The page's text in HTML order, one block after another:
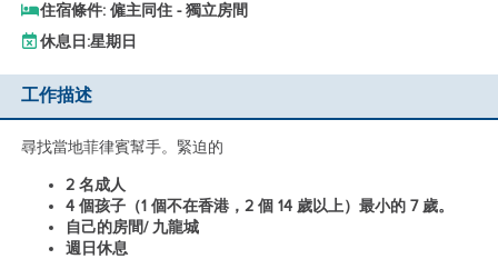
住宿條件: 僱主同住 - 獨立房間
休息日:星期日
工作描述
尋找當地菲律賓幫手。緊迫的
2 名成人
4 個孩子（1 個不在香港，2 個 14 歲以上）最小的 7 歲。
自己的房間/ 九龍城
週日休息